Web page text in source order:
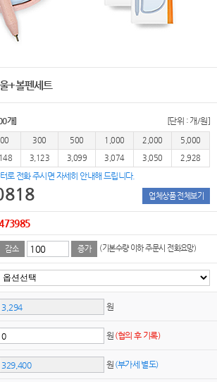
+볼펜세트
개] [단위 : 개/원]
300 500 1,000 2,000
5,000
3,123 3,099 3,074 3,050 2,928
로 전화 주시면 자세히 안내해 드립니다.
업체상품 전체보기
감소 증가 (기본수량 이하 주문시 전화요망)
원
원 (협의 후 기록)
원 (부가세 별도)